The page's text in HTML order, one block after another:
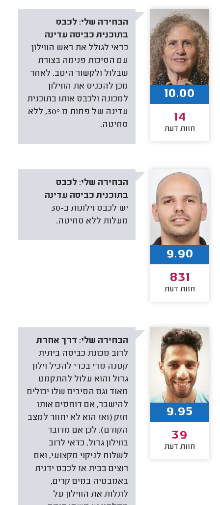
הבחירה שלי: לכבס
בתוכנית כביסה עדינה
כדאי לגולל את ראש הווילון
עם הסיכות פנימה בצורת
שבלול ולקשור היטב. לאחר
מכן להכניס את הווילון
למכונה ולכבס אותו בתוכנית
עדינה של פחות מ 30°, ללא
סחיטה.
10.00
14
חוות דעת
הבחירה שלי: לכבס
בתוכנית כביסה עדינה
יש לכבס וילונות ב-30
מעלות ללא סחיטה.
9.90
831
חוות דעת
הבחירה שלי: דרך אחרת
לרוב מכונת כביסה ביתית
קטנה מדי בכדי להכיל וילון
גדול והוא עלול להתקמט
מאוד וגם הסיבים שלו יכולים
להישבר, אם דוחסים אותו
חזק (ואז הוא לא יחזור למצב
הקודם). לכן אם מדובר
בווילון גדול, כדאי לרוב
לשלוח לניקוי מקצועי, ואם
רוצים בבית אז לכבס ידנית
באמבטיה במים קרים,
לתלות את הווילון על
9.95
39
חוות דעת